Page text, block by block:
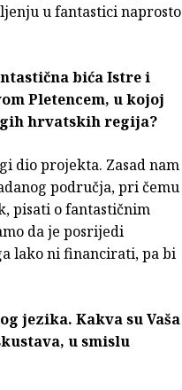
u fantastici naprosto
bića Istre i
Pletencem, u kojoj
hrvatskih regija?
dio projekta. Zasad nam
područja, pri čemu
pisati o fantastičnim
da je posrijedi
lako ni financirati, pa bi
jezika. Kakva su Vaša
u smislu